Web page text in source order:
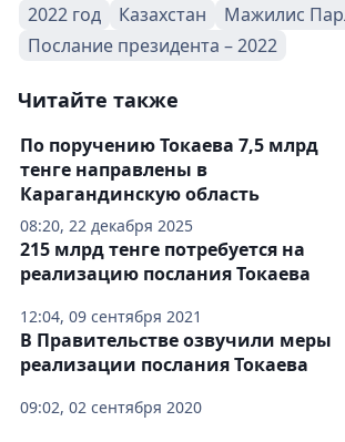
2022 год Казахстан
Мажилис
Послание президента – 2022
Читайте также
08:20, 22 декабря 2025
По поручению Токаева 7,5 млрд
тенге направлены в
Карагандинскую область
12:04, 09 сентября 2021
215 млрд тенге потребуется на
реализацию послания Токаева
09:02, 02 сентября 2020
В Правительстве озвучили меры
реализации послания Токаева